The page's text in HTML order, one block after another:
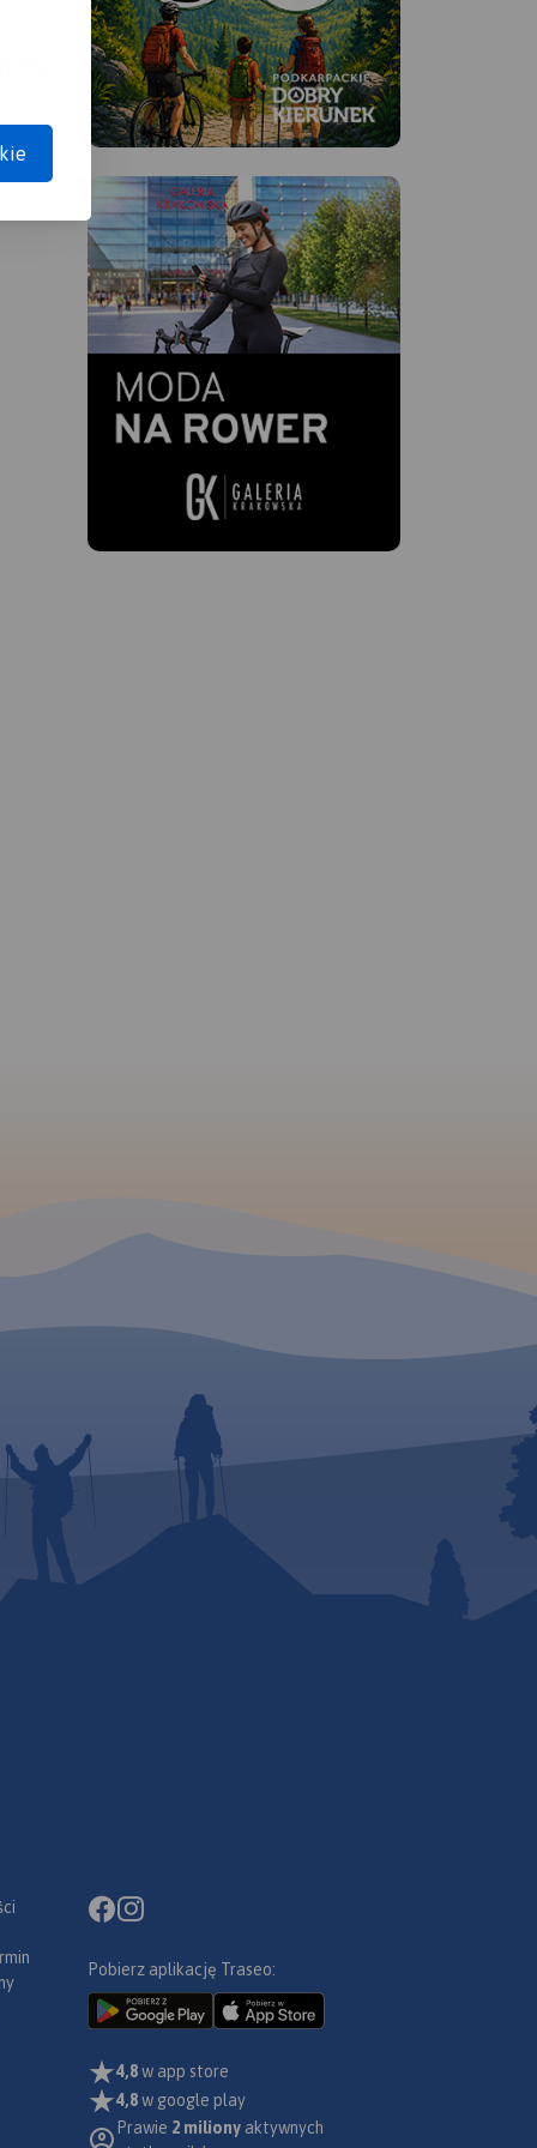
Pobierz aplikację Traseo:
4,8w app store
4,8w google play
Prawie 2 miliony aktywnych